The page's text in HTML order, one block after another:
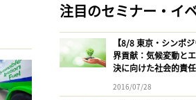
注目のセミナー・イ
【8/8 東京・シンポ
界貢献：気候変動と
決に向けた社会的責
2016/07/28